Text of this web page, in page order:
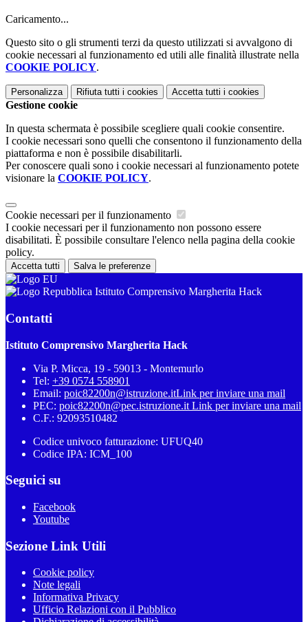
Caricamento...
Questo sito o gli strumenti terzi da questo utilizzati si avvalgono di
cookie necessari al funzionamento ed utili alle finalità illustrate nella
COOKIE POLICY.
Personalizza Rifiuta tutti i cookies Accetta tutti i cookies
Gestione cookie
In questa schermata è possibile scegliere quali cookie consentire.
I cookie necessari sono quelli che consentono il funzionamento della
piattaforma e non è possibile disabilitarli.
Per conoscere quali sono i cookie necessari al funzionamento potete
visionare la COOKIE POLICY.
Cookie necessari per il funzionamento
I cookie necessari per il funzionamento non possono essere
disabilitati. È possibile consultare l'elenco nella pagina della cookie
policy.
Accetta tutti Salva le preferenze
Istituto Comprensivo Margherita Hack
Contatti
Istituto Comprensivo Margherita Hack
Via P. Micca, 19 - 59013 - Montemurlo
Tel: +39 0574 558901
Email: poic82200n@istruzione.itLink per inviare una mail
PEC: poic82200n@pec.istruzione.it Link per inviare una mail
C.F.: 92093510482
Codice univoco fatturazione: UFUQ40
Codice IPA: ICM_100
Seguici su
Facebook
Youtube
Sezione Link Utili
Cookie policy
Note legali
Informativa Privacy
Ufficio Relazioni con il Pubblico